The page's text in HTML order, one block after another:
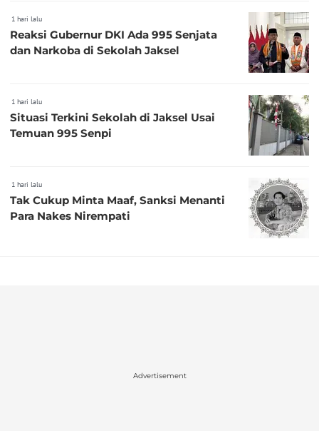
1 hari lalu
Reaksi Gubernur DKI Ada 995 Senjata
dan Narkoba di Sekolah Jaksel
1 hari lalu
Situasi Terkini Sekolah di Jaksel Usai
Temuan 995 Senpi
1 hari lalu
Tak Cukup Minta Maaf, Sanksi Menanti
Para Nakes Nirempati
Advertisement